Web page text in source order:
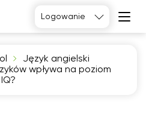
Język
angielski
Logowanie
Język angielski
wpływa na poziom
IQ?